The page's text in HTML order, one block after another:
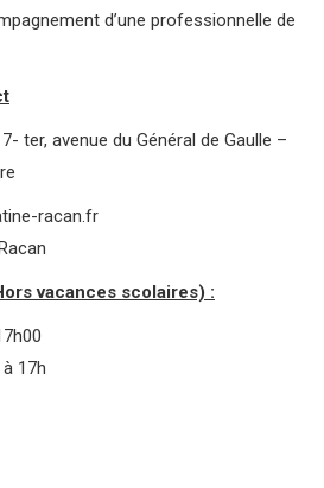
d’une professionnelle de
ter, avenue du Général de Gaulle –
racan.fr
vacances scolaires) :
17h